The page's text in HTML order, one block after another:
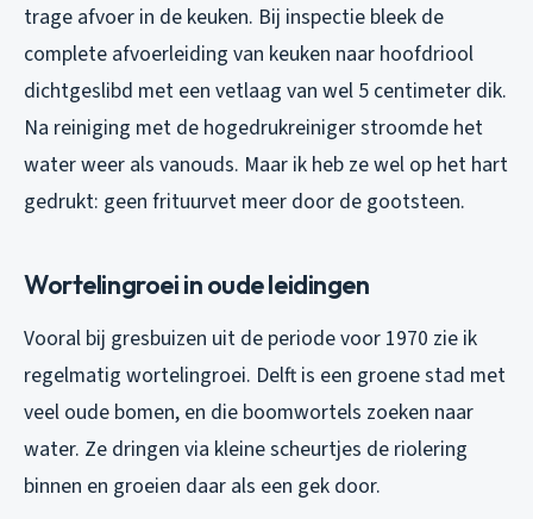
trage afvoer in de keuken. Bij inspectie bleek de
complete afvoerleiding van keuken naar hoofdriool
dichtgeslibd met een vetlaag van wel 5 centimeter dik.
Na reiniging met de hogedrukreiniger stroomde het
water weer als vanouds. Maar ik heb ze wel op het hart
gedrukt: geen frituurvet meer door de gootsteen.
Wortelingroei in oude leidingen
Vooral bij gresbuizen uit de periode voor 1970 zie ik
regelmatig wortelingroei. Delft is een groene stad met
veel oude bomen, en die boomwortels zoeken naar
water. Ze dringen via kleine scheurtjes de riolering
binnen en groeien daar als een gek door.